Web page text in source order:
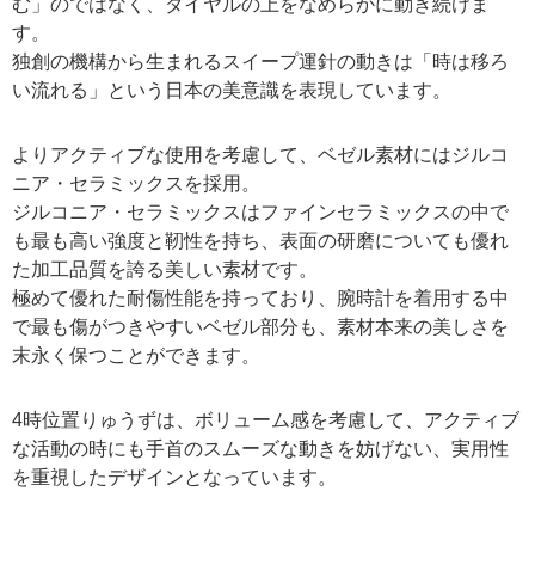
む」のではなく、ダイヤルの上をなめらかに動き続けま
す。
独創の機構から生まれるスイープ運針の動きは「時は移ろ
い流れる」という日本の美意識を表現しています。
よりアクティブな使用を考慮して、ベゼル素材にはジルコ
ニア・セラミックスを採用。
ジルコニア・セラミックスはファインセラミックスの中で
も最も高い強度と靭性を持ち、表面の研磨についても優れ
た加工品質を誇る美しい素材です。
極めて優れた耐傷性能を持っており、腕時計を着用する中
で最も傷がつきやすいベゼル部分も、素材本来の美しさを
末永く保つことができます。
4時位置りゅうずは、ボリューム感を考慮して、アクティブ
な活動の時にも手首のスムーズな動きを妨げない、実用性
を重視したデザインとなっています。